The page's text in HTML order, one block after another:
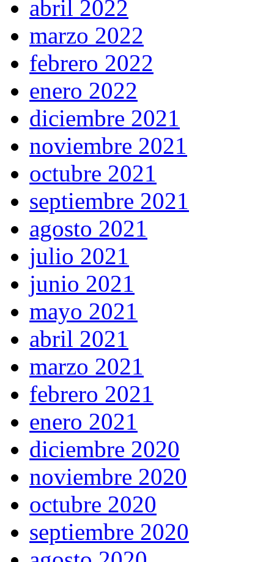
abril 2022
marzo 2022
febrero 2022
enero 2022
diciembre 2021
noviembre 2021
octubre 2021
septiembre 2021
agosto 2021
julio 2021
junio 2021
mayo 2021
abril 2021
marzo 2021
febrero 2021
enero 2021
diciembre 2020
noviembre 2020
octubre 2020
septiembre 2020